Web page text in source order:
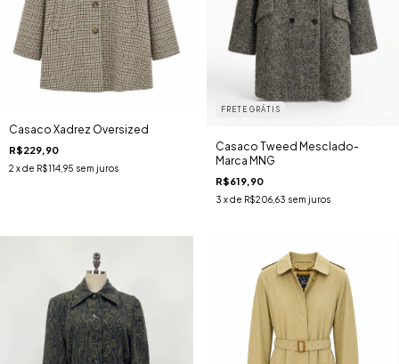
Casaco Xadrez Oversized
R$229,90
2 x de R$114,95 sem juros
FRETE GRÁTIS
Casaco Tweed Mesclado-
Marca MNG
R$619,90
3 x de R$206,63 sem juros